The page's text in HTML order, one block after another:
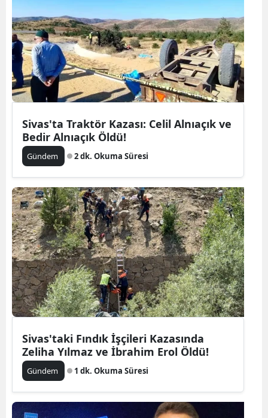
Sivas'ta Traktör Kazası: Celil Alnıaçık ve
Bedir Alnıaçık Öldü!
Gündem 2 dk. Okuma Süresi
Sivas'taki Fındık İşçileri Kazasında
Zeliha Yılmaz ve İbrahim Erol Öldü!
Gündem 1 dk. Okuma Süresi